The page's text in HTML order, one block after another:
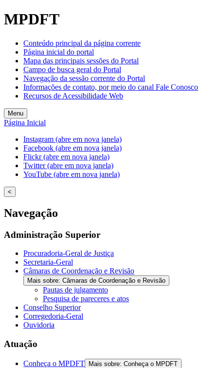
Welcome
to
One
Accessibility
screen
reader.
start
All
in
One
Accessibility
screen
reader,
press
"Ctrl
/".
This
shortcut
activates
screen
help
navigate
content.
MPDFT
Conteúdo principal da página corrente
Página inicial do portal
Mapa das principais sessões do Portal
Campo de busca geral do Portal
Navegação da sessão corrente do Portal
Informações de contato, por meio do canal Fale Conosco
Recursos de Acessibilidade Web
Menu
Página Inicial
Instagram (abre em nova janela)
Facebook (abre em nova janela)
Flickr (abre em nova janela)
Twitter (abre em nova janela)
YouTube (abre em nova janela)
<
Navegação
Administração Superior
Procuradoria-Geral de Justiça
Secretaria-Geral
Câmaras de Coordenação e Revisão
Mais sobre: Câmaras de Coordenação e Revisão
Pautas de julgamento
Pesquisa de pareceres e atos
Conselho Superior
Corregedoria-Geral
Ouvidoria
Atuação
Conheça o MPDFT Mais sobre: Conheça o MPDFT